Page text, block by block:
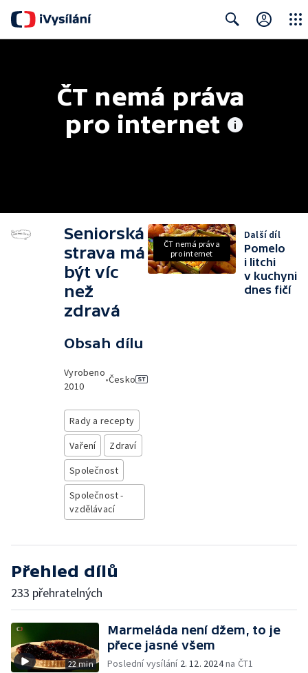
ČT nemá práva
pro internet
Seniorská
strava má
být víc
než
zdravá
Obsah dílu
Vyrobeno
2010
•Česko
Rady a recepty
Vaření
Zdraví
Společnost
Společnost -
vzdělávací
ČT nemá práva
pro internet
Další díl
Pomelo
i litchi
v kuchyni
dnes fičí
Přehled dílů
233 přehratelných
22 min
Marmeláda není džem, to je
přece jasné všem
Poslední vysílání 2. 12. 2024na ČT1